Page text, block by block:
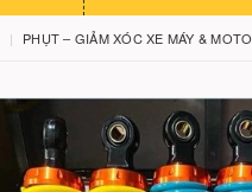
PHỤT – GIẢM XÓC XE MÁY & MOTO